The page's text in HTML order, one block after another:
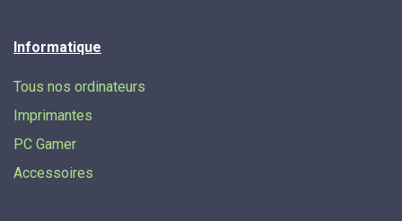
Informatique
Tous nos ordinateurs
Imprimantes
PC Gamer
Accessoires